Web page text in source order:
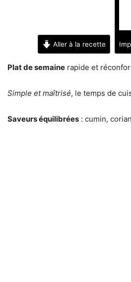
Aller à la recette
Plat de semaine rapide et
Simple et maîtrisé, le temps de
Saveurs équilibrées : cumin,